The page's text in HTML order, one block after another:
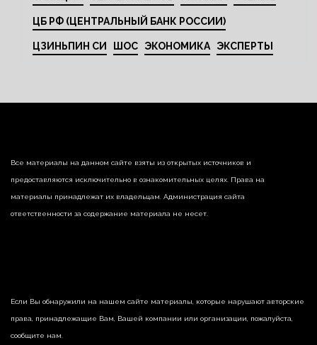
ЦБ РФ (ЦЕНТРАЛЬНЫЙ БАНК РОССИИ)
ЦЗИНЬПИН СИ ШОС ЭКОНОМИКА ЭКСПЕРТЫ
Все материалы на данном сайте взяты из открытых источников и
предоставляются исключительно в ознакомительных целях. Права на
материалы принадлежат их владельцам. Администрация сайта
ответственности за содержание материала не несет.
Если Вы обнаружили на нашем сайте материалы, которые нарушают авторские
права, принадлежащие Вам, Вашей компании или организации, пожалуйста,
сообщите нам.